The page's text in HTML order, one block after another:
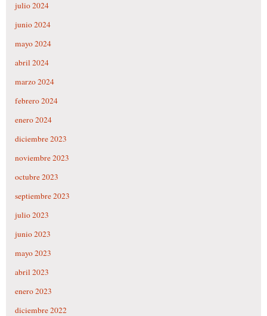
julio 2024
junio 2024
mayo 2024
abril 2024
marzo 2024
febrero 2024
enero 2024
diciembre 2023
noviembre 2023
octubre 2023
septiembre 2023
julio 2023
junio 2023
mayo 2023
abril 2023
enero 2023
diciembre 2022